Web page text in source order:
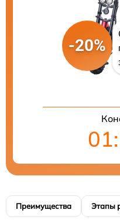
-20%
Преимущества Этапы